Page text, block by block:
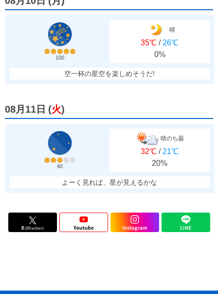
100
晴
35℃ / 26℃
0%
空一杯の星空を楽しめそうだ!
08月11日 (火)
40
晴のち曇
32℃ / 21℃
20%
よーく見れば、星が見えるかな